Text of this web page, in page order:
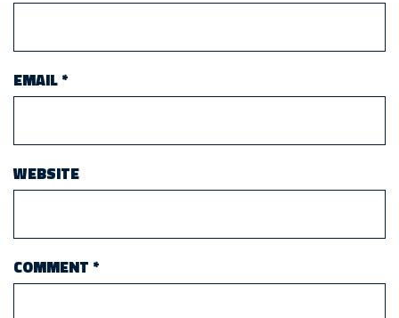
EMAIL*
WEBSITE
COMMENT *